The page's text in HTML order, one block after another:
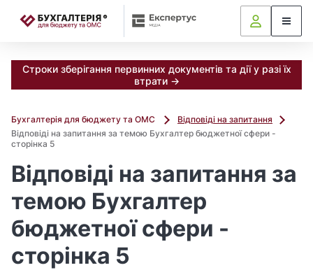
Строки зберігання первинних документів та дії у разі їх
втрати →
Бухгалтерія для бюджету та ОМС
Відповіді на запитання
Відповіді на запитання за темою Бухгалтер бюджетної сфери -
сторінка 5
Відповіді на запитання за
темою Бухгалтер
бюджетної сфери -
сторінка 5